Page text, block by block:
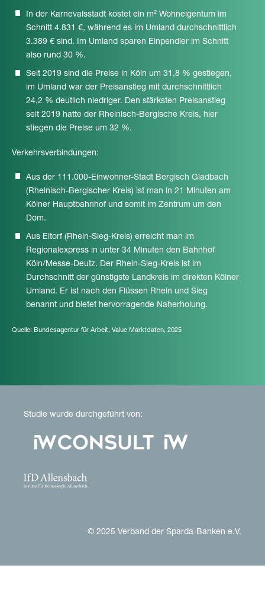
In der Karnevalsstadt kostet ein m² Wohneigentum im
Schnitt 4.831 €, während es im Umland durchschnittlich
3.389 € sind. Im Umland sparen Einpendler im Schnitt
also rund 30 %.
Seit 2019 sind die Preise in Köln um 31,8 % gestiegen,
im Umland war der Preisanstieg mit durchschnittlich
24,2 % deutlich niedriger. Den stärksten Preisanstieg
seit 2019 hatte der Rheinisch-Bergische Kreis, hier
stiegen die Preise um 32 %.
Verkehrsverbindungen:
Aus der 111.000-Einwohner-Stadt Bergisch Gladbach
(Rheinisch-Bergischer Kreis) ist man in 21 Minuten am
Kölner Hauptbahnhof und somit im Zentrum um den
Dom.
Aus Eitorf (Rhein-Sieg-Kreis) erreicht man im
Regionalexpress in unter 34 Minuten den Bahnhof
Köln/Messe-Deutz. Der Rhein-Sieg-Kreis ist im
Durchschnitt der günstigste Landkreis im direkten Kölner
Umland. Er ist nach den Flüssen Rhein und Sieg
benannt und bietet hervorragende Naherholung.
Quelle: Bundesagentur für Arbeit, Value Marktdaten, 2025
Studie wurde durchgeführt von:
© 2025 Verband der Sparda-Banken e.V.